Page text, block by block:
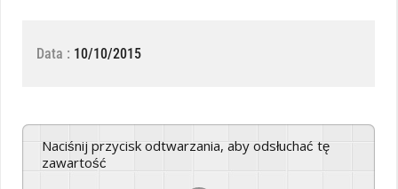
Data : 10/10/2015
Naciśnij przycisk odtwarzania, aby odsłuchać tę
zawartość